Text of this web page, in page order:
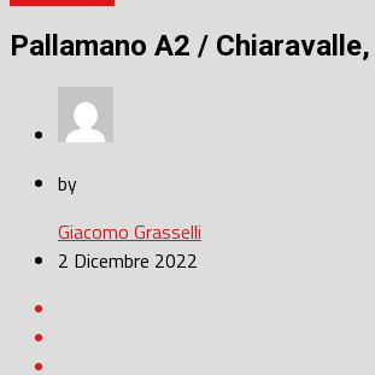
Pallamano A2 /
by
Giacomo Grasselli
2 Dicembre 2022